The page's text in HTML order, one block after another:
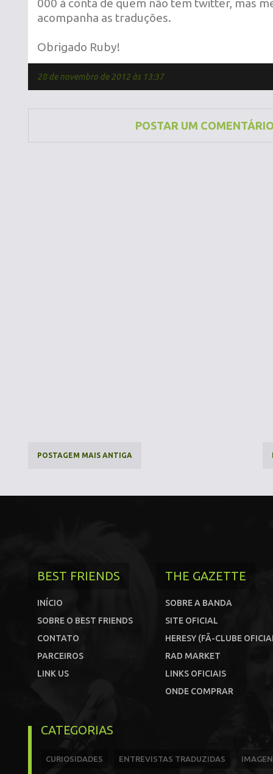
000 à conta de quem não tem twitter, mas
acompanha as traduções.
Obrigado Ruby!
28 de novembro de 2012 às 13:37
POSTAR UM
POSTAGEM MAIS ANTIGA
BEST FRIENDS
INÍCIO
SOBRE O BEST FRIENDS
CONTATO
PARCEIROS
LINK US
THE GAZETTE
SOBRE A BANDA
SITE OFICIAL
HERESY (FÃ-CLUBE
RAD MARKET
LINKS OFICIAIS
ONDE COMPRAR
CATEGORIAS
CURIOSIDADES ENTREVISTAS TRADUZIDAS